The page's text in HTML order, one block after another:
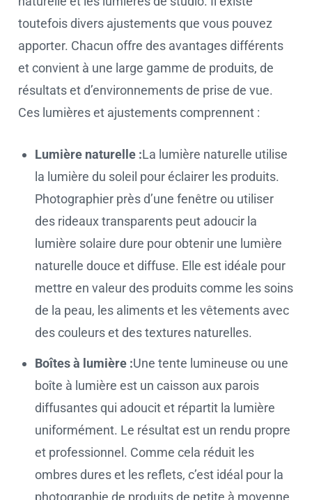
toutefois divers ajustements que vous pouvez
apporter. Chacun offre des avantages différents
et convient à une large gamme de produits, de
résultats et d’environnements de prise de vue.
Ces lumières et ajustements comprennent :
Lumière naturelle :La lumière naturelle utilise
la lumière du soleil pour éclairer les produits.
Photographier près d’une fenêtre ou utiliser
des rideaux transparents peut adoucir la
lumière solaire dure pour obtenir une lumière
naturelle douce et diffuse. Elle est idéale pour
mettre en valeur des produits comme les soins
de la peau, les aliments et les vêtements avec
des couleurs et des textures naturelles.
Boîtes à lumière :Une tente lumineuse ou une
boîte à lumière est un caisson aux parois
diffusantes qui adoucit et répartit la lumière
uniformément. Le résultat est un rendu propre
et professionnel. Comme cela réduit les
ombres dures et les reflets, c’est idéal pour la
photographie de produits de petite à moyenne